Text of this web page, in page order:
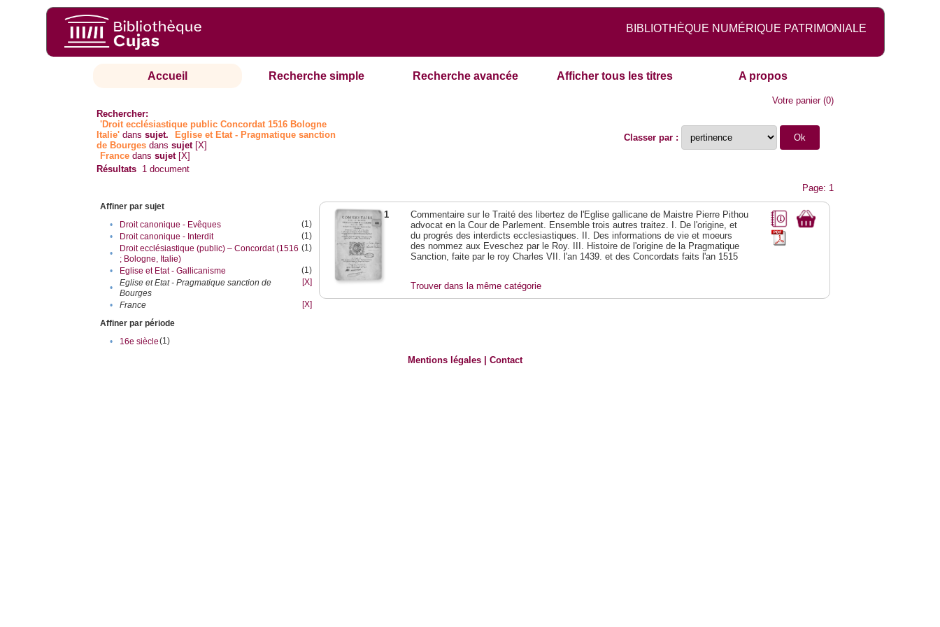
BIBLIOTHÈQUE NUMÉRIQUE PATRIMONIALE
Accueil Recherche simple Recherche avancée Afficher tous les titres A propos
Votre panier(0)
Rechercher:
'Droit ecclésiastique public Concordat 1516 Bologne
Italie' danssujet.
Eglise et Etat - Pragmatique sanction
de Bourges danssujet [X]
France danssujet [X]
Classer par :
Résultats 1 document
Page: 1
Affiner par sujet
•
Droit canonique - Evêques
(1)
•
Droit canonique - Interdit
(1)
•
Droit ecclésiastique (public) – Concordat (1516
; Bologne, Italie)
(1)
• Eglise et Etat - Gallicanisme
(1)
•
Eglise et Etat - Pragmatique sanction de
Bourges
[X]
• France
[X]
Affiner par période
•
16e siècle(1)
1
Commentaire sur le Traité des libertez de l'Eglise gallicane de Maistre Pierre Pithou
advocat en la Cour de Parlement. Ensemble trois autres traitez. I. De l'origine, et
du progrés des interdicts ecclesiastiques. II. Des informations de vie et moeurs
des nommez aux Eveschez par le Roy. III. Histoire de l'origine de la Pragmatique
Sanction, faite par le roy Charles VII. l'an 1439. et des Concordats faits l'an 1515
Trouver dans la même catégorie
Mentions légales |Contact